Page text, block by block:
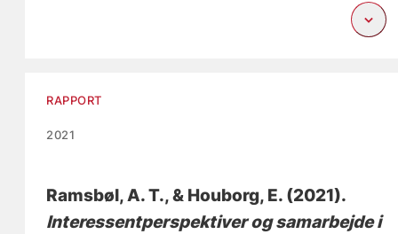
RAPPORT
2021
Ramsbøl, A. T., & Houborg, E. (2021).
Interessentperspektiver og samarbejde i